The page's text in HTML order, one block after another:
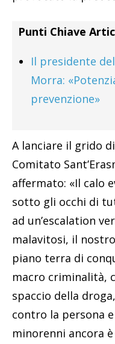
Punti Chiave
Il presidente
Morra:
prevenzione»
A lanciare il grido
Comitato
affermato: «Il calo
sotto gli occhi di
ad un’escalation
malavitosi, il
piano terra di
macro criminalità,
spaccio della
contro la persona
minorenni ancora